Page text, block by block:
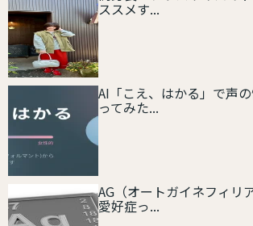
ススメす...
AI「こえ、はかる」で声
ってみた...
AG（オートガイネフィリ
愛好症っ...